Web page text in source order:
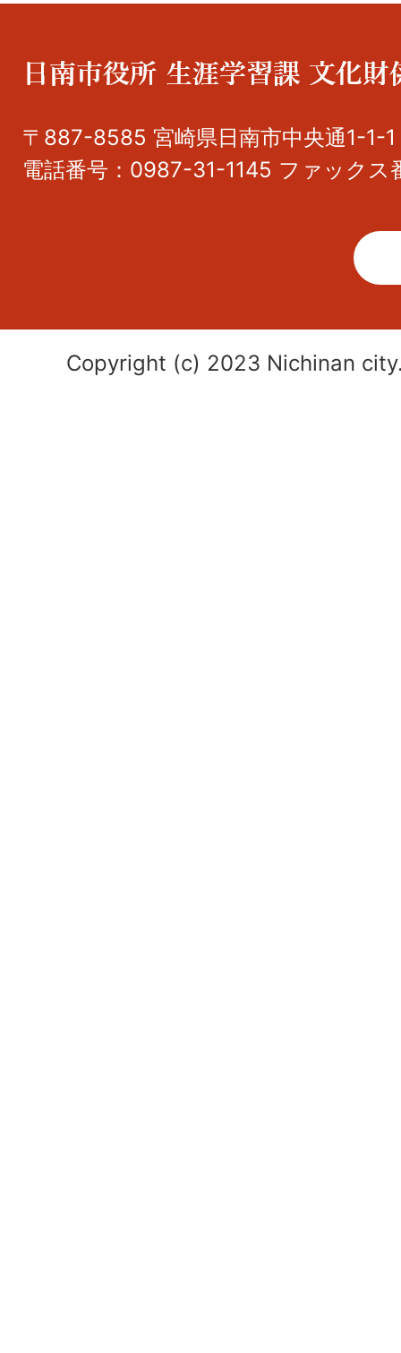
〒887-8585 宮崎県日南市中央通1-1-1
電話番号：0987-31-1145 ファック
Copyright (c) 2023 Nichinan